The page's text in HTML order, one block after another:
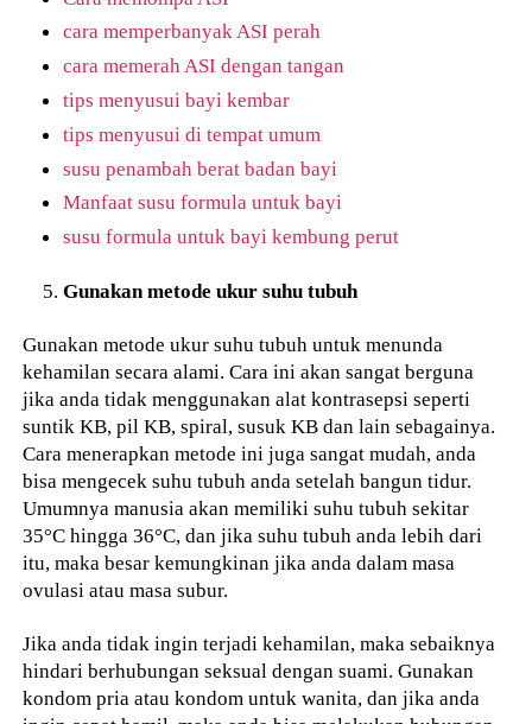
cara memperbanyak ASI perah
cara memerah ASI dengan tangan
tips menyusui bayi kembar
tips menyusui di tempat umum
susu penambah berat badan bayi
Manfaat susu formula untuk bayi
susu formula untuk bayi kembung perut
Gunakan metode ukur suhu tubuh
Gunakan metode ukur suhu tubuh untuk menunda
kehamilan secara alami. Cara ini akan sangat berguna
jika anda tidak menggunakan alat kontrasepsi seperti
suntik KB, pil KB, spiral, susuk KB dan lain sebagainya.
Cara menerapkan metode ini juga sangat mudah, anda
bisa mengecek suhu tubuh anda setelah bangun tidur.
Umumnya manusia akan memiliki suhu tubuh sekitar
35°C hingga 36°C, dan jika suhu tubuh anda lebih dari
itu, maka besar kemungkinan jika anda dalam masa
ovulasi atau masa subur.
Jika anda tidak ingin terjadi kehamilan, maka sebaiknya
hindari berhubungan seksual dengan suami. Gunakan
kondom pria atau kondom untuk wanita, dan jika anda